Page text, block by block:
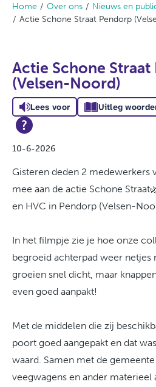
Home Over ons Nieuws en
Actie Schone Straat Pendorp
Actie Schone Straat
(Velsen-Noord)
Lees voor Uitleg
10-6-2026
Gisteren deden 2 medewerkers
mee aan de actie Schone
en HVC in Pendorp (Velsen-
In het filmpje zie je hoe onze
begroeid achterpad weer netjes
groeien snel dicht, maar
even goed aanpakt!
Met de middelen die zij
poort goed aangepakt en dat
waard. Samen met de
veegwagens en ander materieel